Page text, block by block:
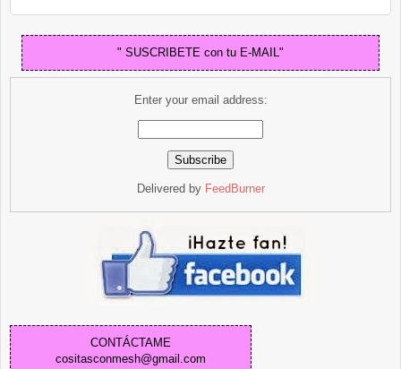
" SUSCRIBETE con tu E-MAIL"
Enter your email address:
Delivered by FeedBurner
CONTÁCTAME
cositasconmesh@gmail.com